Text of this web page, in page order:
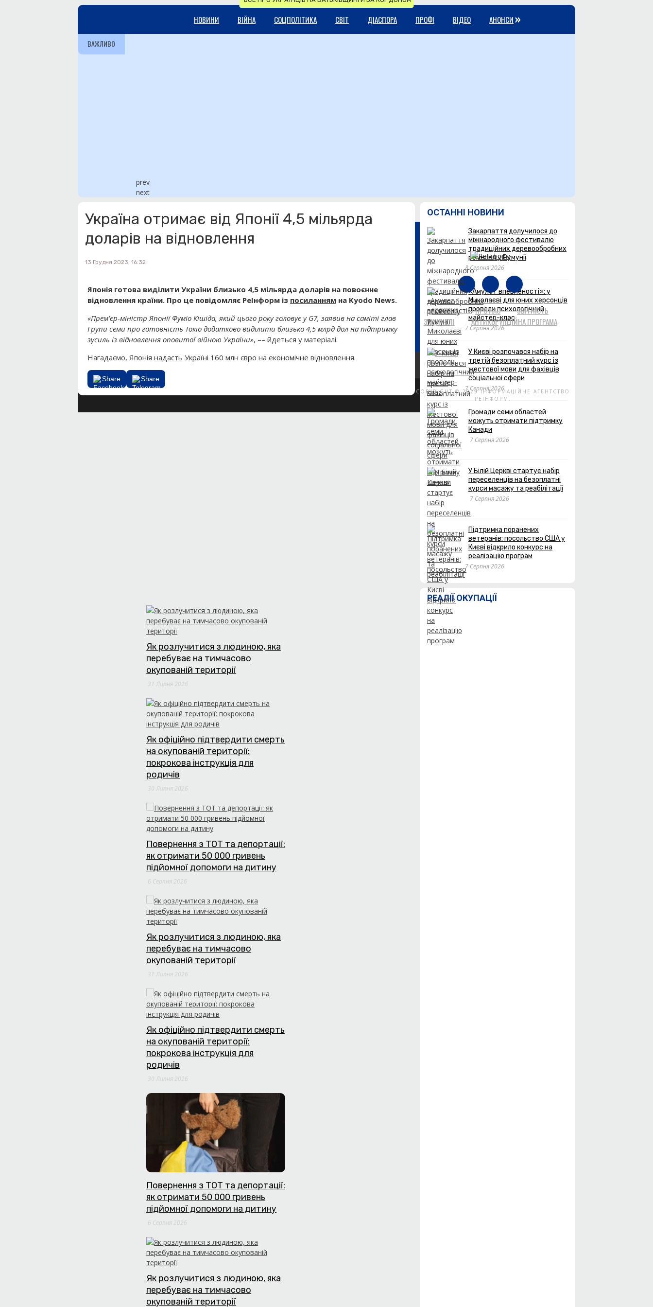
НОВИНИ ВІЙНА СОЦПОЛІТИКА СВІТ ДІАСПОРА ПРОФІ ВІДЕО АНОНСИ »
ВАЖЛИВО
prev
next
Україна отримає від Японії 4,5 мільярда
доларів на відновлення
13 Грудня 2023, 16:32
Японія готова виділити України близько 4,5 мільярда доларів на повоєнне
відновлення країни. Про це повідомляє РеІнформ із посиланням на Kyodo News.
«Прем’єр-міністр Японії Фуміо Кішіда, який цього року головує у G7, заявив на саміті глав
Групи семи про готовність Токіо додатково виділити близько 4,5 млрд дол на підтримку
зусиль із відновлення оповитої війною України», –– йдеться у матеріалі.
Нагадаємо, Японія надасть Україні 160 млн євро на економічне відновлення.
Share Share
ОСТАННІ НОВИНИ
Закарпаття долучилося до
міжнародного фестивалю
традиційних деревообробних
ремесел у Румунії
8 Серпня 2026
«Амулет впевненості»: у
Миколаєві для юних херсонців
провели психологічний
майстер-клас
7 Серпня 2026
У Києві розпочався набір на
третій безоплатний курс із
жестової мови для фахівців
соціальної сфери
7 Серпня 2026
Громади семи областей
можуть отримати підтримку
Канади
7 Серпня 2026
У Білій Церкві стартує набір
переселенців на безоплатні
курси масажу та реабілітації
7 Серпня 2026
Підтримка поранених
ветеранів: посольство США у
Києві відкрило конкурс на
реалізацію програм
7 Серпня 2026
РЕАЛІЇ ОКУПАЦІЇ
Як розлучитися з людиною, яка
перебуває на тимчасово
окупованій території
31 Липня 2026
Як офіційно підтвердити смерть
на окупованій території:
покрокова інструкція для
родичів
30 Липня 2026
Повернення з ТОТ та депортації:
як отримати 50 000 гривень
підйомної допомоги на дитину
6 Серпня 2026
Як розлучитися з людиною, яка
перебуває на тимчасово
окупованій території
31 Липня 2026
Як офіційно підтвердити смерть
на окупованій території:
покрокова інструкція для
родичів
30 Липня 2026
Повернення з ТОТ та депортації:
як отримати 50 000 гривень
підйомної допомоги на дитину
6 Серпня 2026
Як розлучитися з людиною, яка
перебуває на тимчасово
окупованій території
ГОЛОВНА ПРО НАС
ЗВІТНІСТЬ
ЗАКУПІВЛІ
АНТИКОРУПЦІЙНА ПРОГРАМА
ЗВОРОТНІЙ ЗВ'ЯЗОК
COPYRIGHT © 2025 ІНФОРМАЦІЙНЕ АГЕНТСТВО
РЕІНФОРМ.